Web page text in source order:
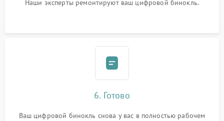
Наши эксперты ремонтируют ваш цифровой бинокль.
6. Готово
Ваш цифровой бинокль снова у вас в полностью рабочем